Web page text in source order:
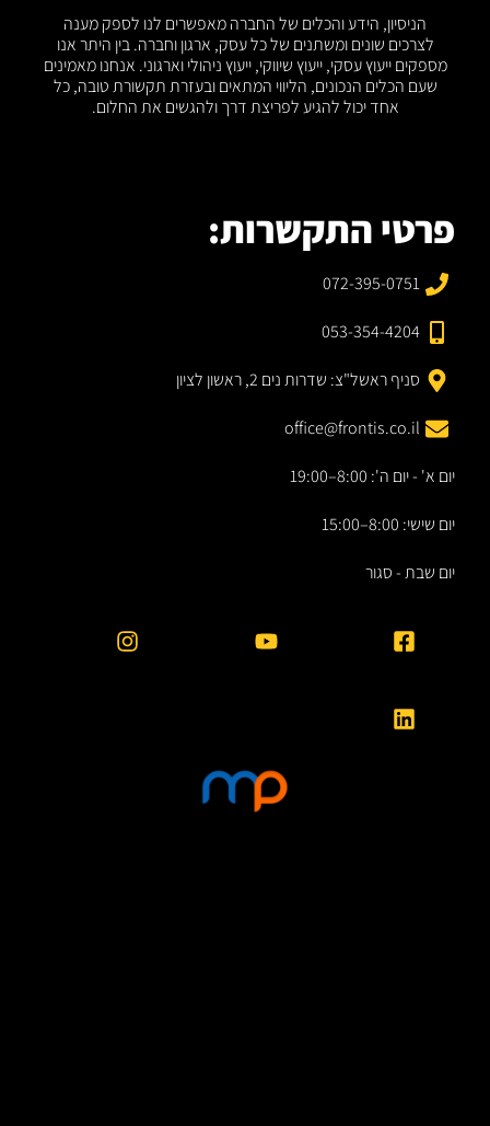
הניסיון, הידע והכלים של החברה מאפשרים לנו לספק מענה
לצרכים שונים ומשתנים של כל עסק, ארגון וחברה. בין היתר אנו
מספקים ייעוץ עסקי, ייעוץ שיווקי, ייעוץ ניהולי וארגוני. אנחנו מאמינים
שעם הכלים הנכונים, הליווי המתאים ובעזרת תקשורת טובה, כל
אחד יכול להגיע לפריצת דרך ולהגשים את החלום.
פרטי התקשרות:
072-395-0751
053-354-4204
סניף ראשל"צ: שדרות נים 2, ראשון לציון
office@frontis.co.il
יום א' - יום ה': 8:00–19:00
יום שישי: 8:00–15:00
יום שבת - סגור